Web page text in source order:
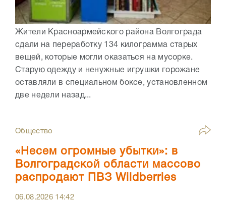
Жители Красноармейского района Волгограда
сдали на переработку 134 килограмма старых
вещей, которые могли оказаться на мусорке.
Старую одежду и ненужные игрушки горожане
оставляли в специальном боксе, установленном
две недели назад...
Общество
«Несем огромные убытки»: в
Волгоградской области массово
распродают ПВЗ Wildberries
06.08.2026 14:42